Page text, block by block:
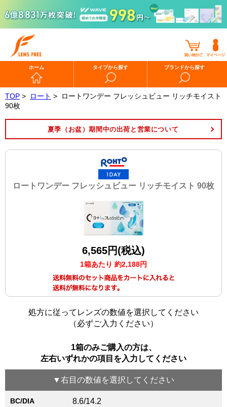
ホーム タイプから探す ブランドから探す
TOP > ロート >
ロートワンデー フレッシュビュー リッチモイスト
90枚
夏季（お盆）期間中の出荷と営業について
ロートワンデー フレッシュビュー リッチモイスト 90枚
6,565円(税込)
1箱あたり 約2,188円
処方に従ってレンズの数値を選択してください
（必ずご入力ください）
1箱のみご購入の方は、
左右いずれかの項目を入力してください
▼右目 の数値を選択してください
BC/DIA 8.6/14.2